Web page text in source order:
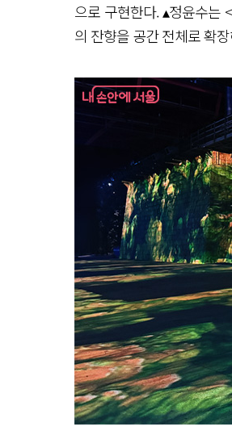
으로 구현한다. ▴정윤수는
의 잔향을 공간 전체로 확